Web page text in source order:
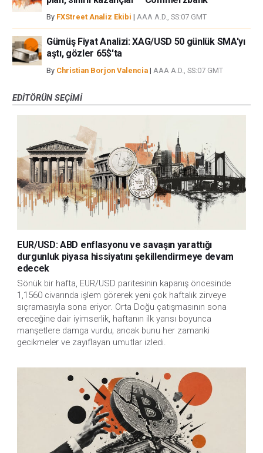
By FXStreet Analiz Ekibi | AAA A.D., SS:07 GMT
Gümüş Fiyat Analizi: XAG/USD 50 günlük SMA'yı
aştı, gözler 65$'ta
By Christian Borjon Valencia | AAA A.D., SS:07 GMT
EDITÖRÜN SEÇIMI
EUR/USD: ABD enflasyonu ve savaşın yarattığı
durgunluk piyasa hissiyatını şekillendirmeye devam
edecek
Sönük bir hafta, EUR/USD paritesinin kapanış öncesinde
1,1560 civarında işlem görerek yeni çok haftalık zirveye
sıçramasıyla sona eriyor. Orta Doğu çatışmasının sona
ereceğine dair iyimserlik, haftanın ilk yarısı boyunca
manşetlere damga vurdu; ancak bunu her zamanki
gecikmeler ve zayıflayan umutlar izledi.